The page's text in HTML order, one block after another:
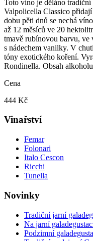
Toto víno je děláno
Valpolicella Classico
dobu pěti dnů se nechá
až 12 měsíců ve 20
tmavě rubínovou barvu,
s nádechem vanilky. V
tóny exotického koření.
Rondinella. Obsah
Cena
444 Kč
Vinařství
Femar
Folonari
Italo Cescon
Ricchi
Tunella
Novinky
Tradiční jarní
Na jarní
Podzimní